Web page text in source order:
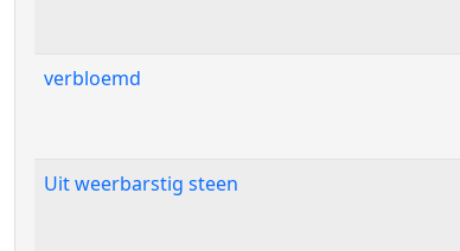
verbloemd
Uit weerbarstig steen